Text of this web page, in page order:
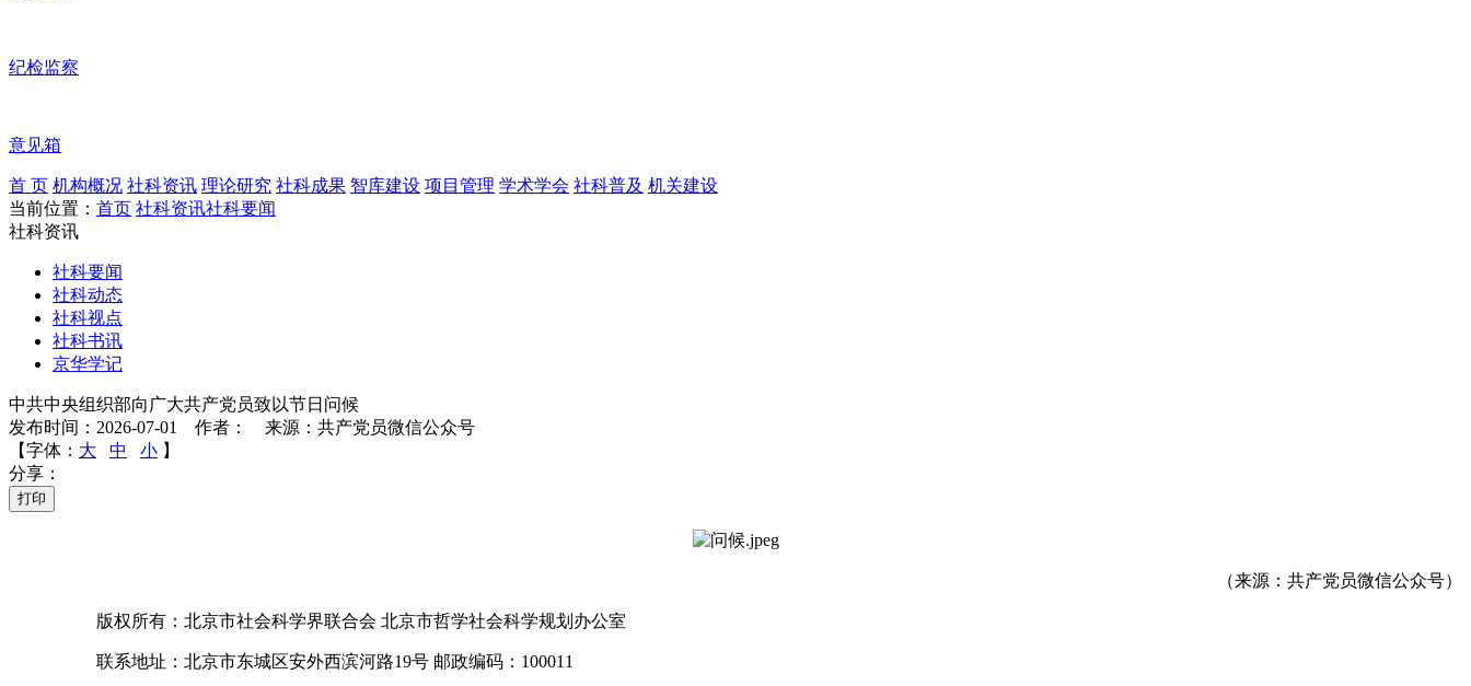
纪检监察
意见箱
首 页 机构概况 社科资讯 理论研究 社科成果 智库建设 项目管理 学术学会 社科普及 机关建设
当前位置： 首页 社科资讯社科要闻
社科资讯
社科要闻
社科动态
社科视点
社科书讯
京华学记
中共中央组织部向广大共产党员致以节日问候
发布时间：2026-07-01 作者： 来源：共产党员微信公众号
【字体： 大 中 小 】
分享：
打印
（来源：共产党员微信公众号）
版权所有：北京市社会科学界联合会 北京市哲学社会科学规划办公室
联系地址：北京市东城区安外西滨河路19号 邮政编码：100011